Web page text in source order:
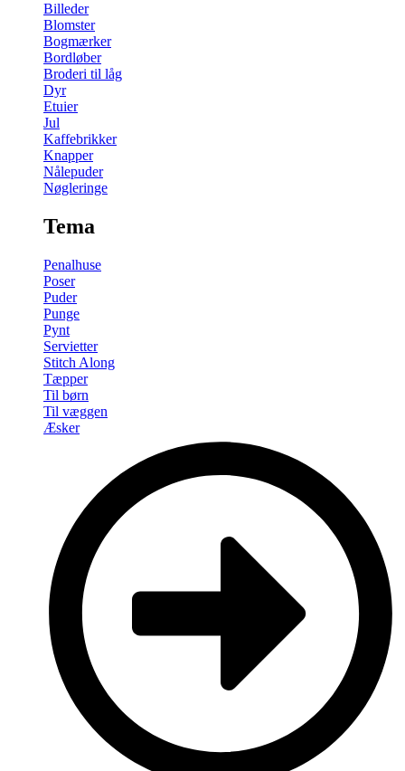
Billeder
Blomster
Bogmærker
Bordløber
Broderi til låg
Dyr
Etuier
Jul
Kaffebrikker
Knapper
Nålepuder
Nøgleringe
Tema
Penalhuse
Poser
Puder
Punge
Pynt
Servietter
Stitch Along
Tæpper
Til børn
Til væggen
Æsker